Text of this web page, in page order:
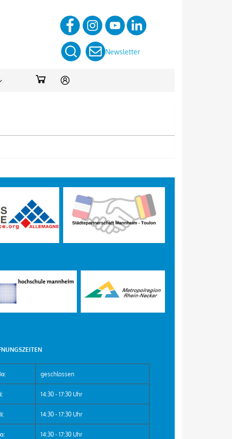
Newsletter
geschlossen
14:30 - 17:30 Uhr
14:30 - 17:30 Uhr
14:30 - 17:30 Uhr